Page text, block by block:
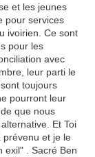
et les jeunes
pour services
ivoirien. Ce sont
pour les
avec
leur parti le
toujours
pourront leur
que nous
Et Toi
prévenu et je le
exil" . Sacré Ben